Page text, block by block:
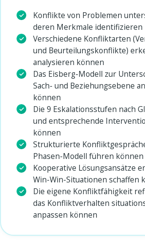
Konflikte von Problemen
deren Merkmale identifizieren
Verschiedene Konfliktarten
und Beurteilungskonflikte)
analysieren können
Das Eisberg-Modell zur
Sach- und Beziehungsebene
können
Die 9 Eskalationsstufen nach
und entsprechende
können
Strukturierte
Phasen-Modell führen können
Kooperative Lösungsansätze
Win-Win-Situationen schaffen
Die eigene Konfliktfähigkeit
das Konfliktverhalten
anpassen können